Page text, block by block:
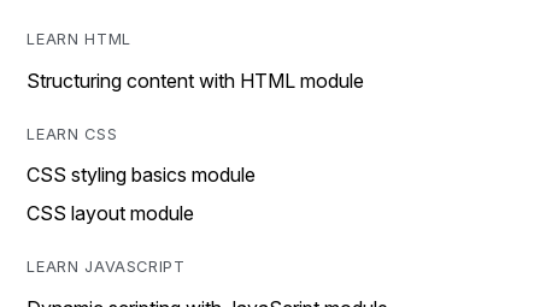
LEARN HTML
Structuring content with HTML module
LEARN CSS
CSS styling basics module
CSS layout module
LEARN JAVASCRIPT